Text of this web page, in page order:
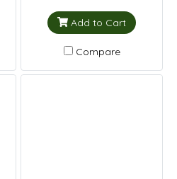
Add to Cart
Compare